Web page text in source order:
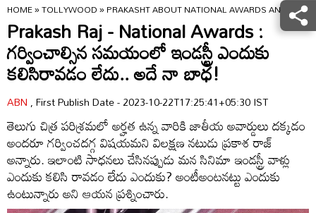
HOME»TOLLYWOOD»PRAKASHT ABOUT NATIONAL AWARDS AND TFI
Prakash Raj - National Awards :
గర్వించాల్సిన సమయంలో ఇండస్ట్రీ ఎందుకు
కలిసిరావడం లేదు.. అదే నా బాధ!
ABN, First Publish Date - 2023-10-22T17:25:41+05:30 IST
తెలుగు చిత్ర పరిశ్రమలో అర్హత ఉన్న వారికి జాతీయ అవార్డులు దక్కడం
అందరూ గర్వించదగ్గ విషయమని విలక్షణ నటుడు ప్రకాశ రాజ్‌
అన్నారు. ఇలాంటి సాధనలు చేసినప్పుడు మన సినిమా ఇండస్ట్రీ వాళ్లు
ఎందుకు కలిసి రావడం లేదు ఎందుకు? అంటీఅంటనట్టు ఎందుకు
ఉంటున్నారు అని ఆయన ప్రశ్నించారు.